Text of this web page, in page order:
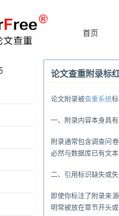
®
首页
论文查重附录标
论文附录被查重系统
一、附录内容本身具
附录通常包含调查问
必然与数据库已有文本
二、引用标识缺失或
即使你标注了附录来
明常被放在章节开头